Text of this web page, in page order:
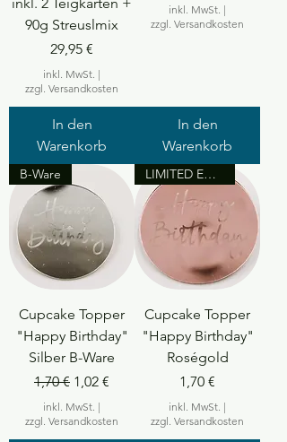
90g Streuslmix
Preis
29,95 €
inkl. MwSt. |
zzgl. Versandkosten
In den
Warenkorb
inkl. MwSt. |
zzgl. Versandkosten
In den
Warenkorb
B-Ware
Cupcake Topper
"Happy Birthday"
Silber B-Ware
Standardpreis
1,70 € Sale-Preis
1,02 €
inkl. MwSt. |
zzgl. Versandkosten
LIMITED EDITION
Cupcake Topper
"Happy Birthday"
Roségold
Preis
1,70 €
inkl. MwSt. |
zzgl. Versandkosten